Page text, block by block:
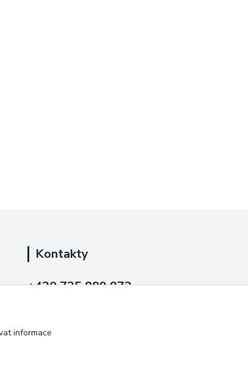
Kontakty
+420 725 889 873
informace